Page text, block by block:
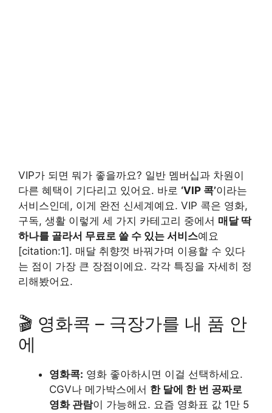
VIP가 되면 뭐가 좋을까요? 일반 멤버십과 차원이
다른 혜택이 기다리고 있어요. 바로 ‘VIP 콕’이라는
서비스인데, 이게 완전 신세계예요. VIP 콕은 영화,
구독, 생활 이렇게 세 가지 카테고리 중에서 매달 딱
하나를 골라서 무료로 쓸 수 있는 서비스예요
[citation:1]. 매달 취향껏 바꿔가며 이용할 수 있다
는 점이 가장 큰 장점이에요. 각각 특징을 자세히 정
리해봤어요.
🎬 영화콕 – 극장가를 내 품 안
에
영화콕: 영화 좋아하시면 이걸 선택하세요.
CGV나 메가박스에서 한 달에 한 번 공짜로
영화 관람이 가능해요. 요즘 영화표 값 1만 5